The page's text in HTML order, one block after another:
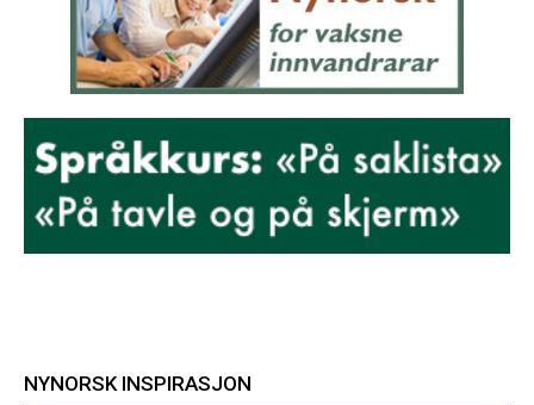
NYNORSK INSPIRASJON